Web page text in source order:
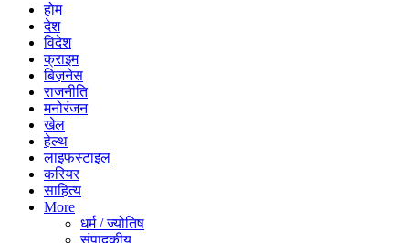
होम
देश
विदेश
क्राइम
बिज़नेस
राजनीति
मनोरंजन
खेल
हेल्थ
लाइफस्टाइल
करियर
साहित्य
More
धर्म / ज्योतिष
संपादकीय